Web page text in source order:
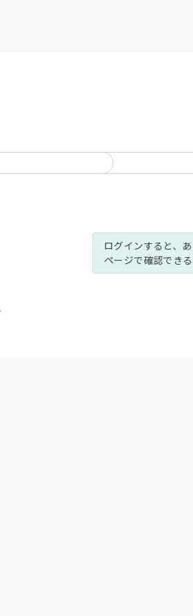
ログインすると、
ページで確認でき